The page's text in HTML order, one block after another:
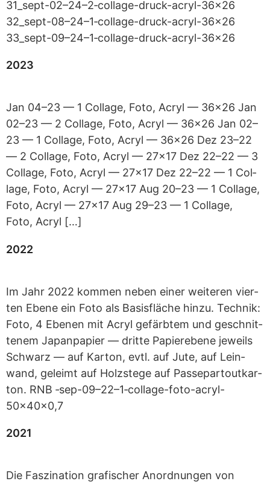
31_sept-02–24–2‑collage-druck-acryl-36x26
32_sept-08–24–1‑collage-druck-acryl-36x26
33_sept-09–24–1‑collage-druck-acryl-36x26
2023
Jan 04–23 — 1 Col­lage, Foto, Acryl — 36x26 Jan
02–23 — 2 Col­lage, Foto, Acryl — 36x26 Jan 02–
23 — 1 Col­lage, Foto, Acryl — 36x26 Dez 23–22
— 2 Col­lage, Foto, Acryl — 27x17 Dez 22–22 — 3
Col­lage, Foto, Acryl — 27x17 Dez 22–22 — 1 Col­
lage, Foto, Acryl — 27x17 Aug 20–23 — 1 Col­lage,
Foto, Acryl — 27x17 Aug 29–23 — 1 Col­lage,
Foto, Acryl […]
2022
Im Jahr 2022 kom­men neben einer wei­te­ren vier­
ten Ebene ein Foto als Basis­flä­che hinzu. Tech­nik:
Foto, 4 Ebe­nen mit Acryl gefärb­tem und geschnit­
te­nem Japan­pa­pier — dritte Papier­ebene jeweils
Schwarz — auf Kar­ton, evtl. auf Jute, auf Lein­
wand, geleimt auf Holz­stege auf Pas­se­par­tout­kar­
ton. RNB ‑sep-09–22–1‑collage-foto-acryl-
50x40x0,7
2021
Die Fas­zi­na­tion gra­fi­scher Anord­nun­gen von